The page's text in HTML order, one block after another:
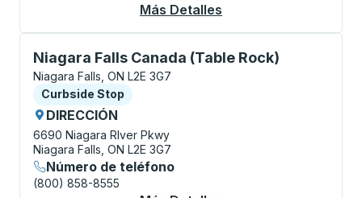
Más Detalles
Niagara Falls Canada (Table Rock)
Curbside Stop, utilice las teclas de flecha o la tecla
Niagara Falls, ON L2E 3G7
Curbside Stop
Curbside Stop
DIRECCIÓN
6690 Niagara RIver Pkwy
Niagara Falls, ON L2E 3G7
Número de teléfono
(800) 858-8555